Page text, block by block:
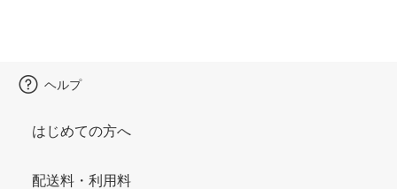
ヘルプ
はじめての方へ
配送料・利用料